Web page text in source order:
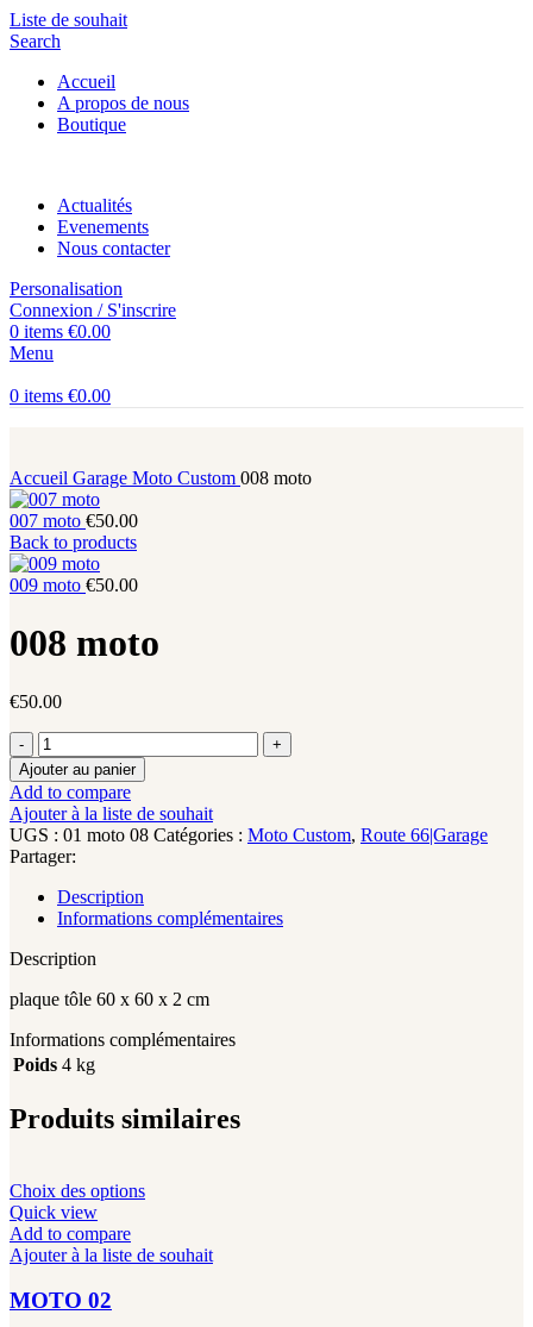
Liste de souhait
Search
Accueil
A propos de nous
Boutique
Actualités
Evenements
Nous contacter
Personalisation
Connexion / S'inscrire
0 items €0.00
Menu
0 items €0.00
Accueil Garage Moto Custom 008 moto
007 moto €50.00
Back to products
009 moto €50.00
008 moto
€50.00
quantité
de
008
moto
Ajouter au panier
Add to compare
Ajouter à la liste de souhait
UGS : 01 moto 08 Catégories : Moto Custom, Route 66|Garage
Partager:
Description
Informations complémentaires
Description
plaque tôle 60 x 60 x 2 cm
Informations complémentaires
Poids 4 kg
Produits similaires
Choix des optionsCe
plusieurs
Quick view
Add to compare
Ajouter à la liste de souhait
MOTO 02